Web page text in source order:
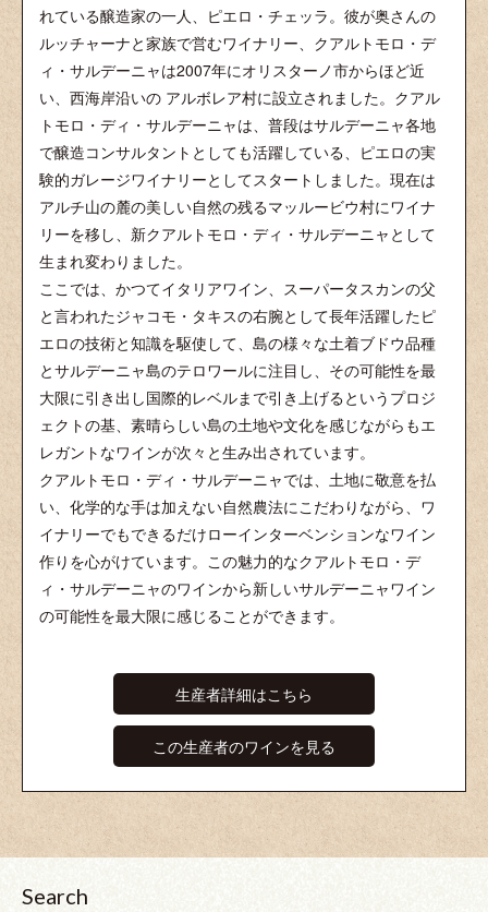
れている醸造家の一人、ピエロ・チェッラ。彼が奥さんの
ルッチャーナと家族で営むワイナリー、クアルトモロ・デ
ィ・サルデーニャは2007年にオリスターノ市からほど近
い、西海岸沿いの アルボレア村に設立されました。クアル
トモロ・ディ・サルデーニャは、普段はサルデーニャ各地
で醸造コンサルタントとしても活躍している、ピエロの実
験的ガレージワイナリーとしてスタートしました。現在は
アルチ山の麓の美しい自然の残るマッルービウ村にワイナ
リーを移し、新クアルトモロ・ディ・サルデーニャとして
生まれ変わりました。
ここでは、かつてイタリアワイン、スーパータスカンの父
と言われたジャコモ・タキスの右腕として長年活躍したピ
エロの技術と知識を駆使して、島の様々な土着ブドウ品種
とサルデーニャ島のテロワールに注目し、その可能性を最
大限に引き出し国際的レベルまで引き上げるというプロジ
ェクトの基、素晴らしい島の土地や文化を感じながらもエ
レガントなワインが次々と生み出されています。
クアルトモロ・ディ・サルデーニャでは、土地に敬意を払
い、化学的な手は加えない自然農法にこだわりながら、ワ
イナリーでもできるだけローインターベンションなワイン
作りを心がけています。この魅力的なクアルトモロ・デ
ィ・サルデーニャのワインから新しいサルデーニャワイン
の可能性を最大限に感じることができます。
生産者詳細はこちら
この生産者のワインを見る
Search